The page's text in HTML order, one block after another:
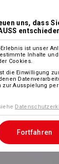
uns, dass
ist unser
Inhalte
Cookies.
die Einwilligung
zur Ausspielung
Fortfahren